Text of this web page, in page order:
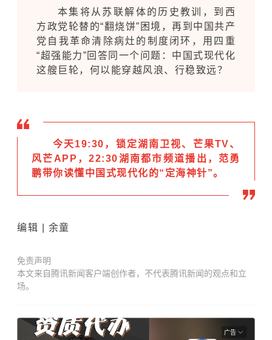
本集将从 苏联解体的历史教训，到西
方政党轮替的“翻烧饼”困境，再到中国共产
党自我革命清除病灶的制度闭环，用四重
“超强能力”回答同一个问题：中国式现代化
这艘巨轮，何以能穿越风浪、行稳致远？
今天19:30，锁定湖南卫视、芒果TV、
风芒APP，22:30湖南都市频道播出，范勇
鹏带你读懂中国式现代化的“定海神针”。
编辑 | 余童
免责声明
本文来自腾讯新闻客户端创作者，不代表腾讯新闻的观点和立
场。
广告